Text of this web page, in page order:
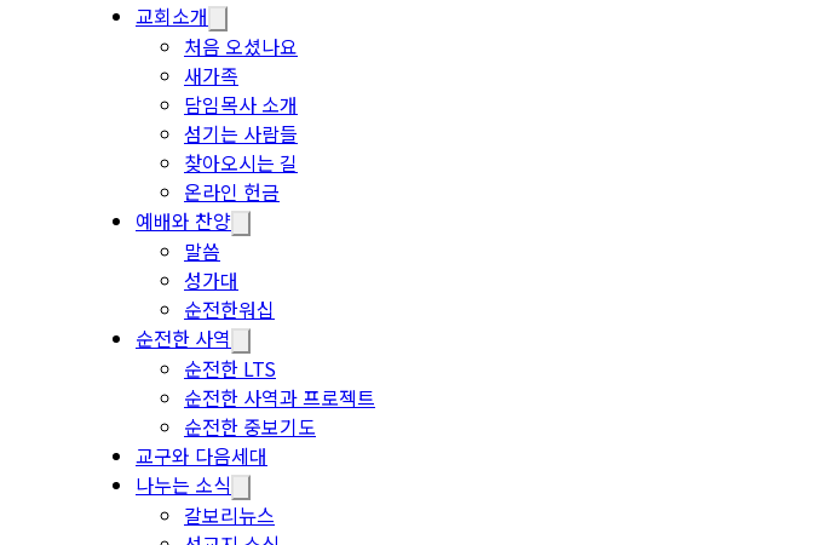
교회소개
처음 오셨나요
새가족
담임목사 소개
섬기는 사람들
찾아오시는 길
온라인 헌금
예배와 찬양
말씀
성가대
순전한워십
순전한 사역
순전한 LTS
순전한 사역과 프로젝트
순전한 중보기도
교구와 다음세대
나누는 소식
갈보리뉴스